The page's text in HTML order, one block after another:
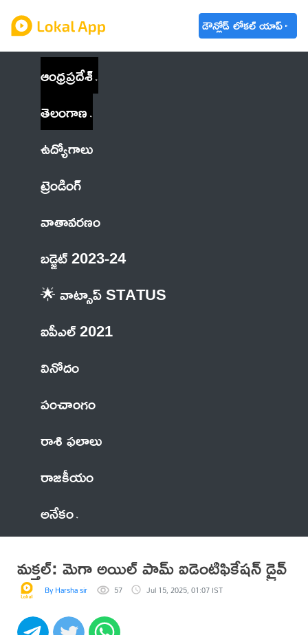
డౌన్లోడ్ లోకల్ యాప్
ఆంధ్రప్రదేశ్
తెలంగాణ
ఉద్యోగాలు
ట్రెండింగ్
వాతావరణం
బడ్జెట్ 2023-24
🌟 వాట్సాప్ STATUS
ఐపీఎల్ 2021
వినోదం
పంచాంగం
రాశి ఫలాలు
రాజకీయం
అనేకం
మక్తల్: మెగా అయిల్ పామ్ ఐడెంటిఫికేషన్ డ్రైవ్
By Harsha sir 57 Jul 15, 2025, 01:07 IST